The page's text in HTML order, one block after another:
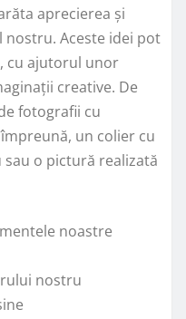
aprecierea și
Aceste idei pot
cu ajutorul unor
creative. De
fotografii cu
un colier cu
o pictură realizată
noastre
nostru